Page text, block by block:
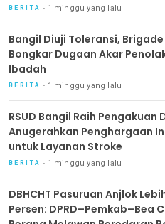
BERITA 1 minggu yang lalu
Bangil Diuji Toleransi,
Bongkar Dugaan Akar
Ibadah
BERITA 1 minggu yang lalu
RSUD Bangil Raih Pengakuan
Anugerahkan Penghargaan
untuk Layanan Stroke
BERITA 1 minggu yang lalu
DBHCHT Pasuruan Anjlok
Persen: DPRD–Pemkab–Bea